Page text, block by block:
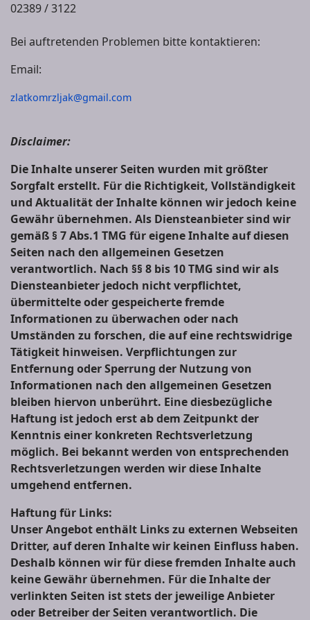
02389 / 3122
Bei auftretenden Problemen bitte kontaktieren:
Email:
zlatkomrzljak@gmail.com
Disclaimer:
Die Inhalte unserer Seiten wurden mit größter
Sorgfalt erstellt. Für die Richtigkeit, Vollständigkeit
und Aktualität der Inhalte können wir jedoch keine
Gewähr übernehmen. Als Diensteanbieter sind wir
gemäß § 7 Abs.1 TMG für eigene Inhalte auf diesen
Seiten nach den allgemeinen Gesetzen
verantwortlich. Nach §§ 8 bis 10 TMG sind wir als
Diensteanbieter jedoch nicht verpflichtet,
übermittelte oder gespeicherte fremde
Informationen zu überwachen oder nach
Umständen zu forschen, die auf eine rechtswidrige
Tätigkeit hinweisen. Verpflichtungen zur
Entfernung oder Sperrung der Nutzung von
Informationen nach den allgemeinen Gesetzen
bleiben hiervon unberührt. Eine diesbezügliche
Haftung ist jedoch erst ab dem Zeitpunkt der
Kenntnis einer konkreten Rechtsverletzung
möglich. Bei bekannt werden von entsprechenden
Rechtsverletzungen werden wir diese Inhalte
umgehend entfernen.
Haftung für Links:
Unser Angebot enthält Links zu externen Webseiten
Dritter, auf deren Inhalte wir keinen Einfluss haben.
Deshalb können wir für diese fremden Inhalte auch
keine Gewähr übernehmen. Für die Inhalte der
verlinkten Seiten ist stets der jeweilige Anbieter
oder Betreiber der Seiten verantwortlich. Die